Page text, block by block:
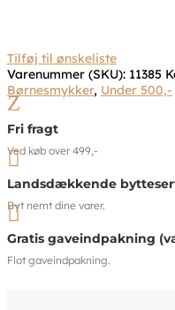
Tilføj til ønskeliste
Varenummer (SKU): 11385
Børnesmykker, Under 500,-
Z
Fri fragt
Ved køb over 499,-

Landsdækkende
Byt nemt dine varer.

Gratis gaveindpakning
Flot gaveindpakning.